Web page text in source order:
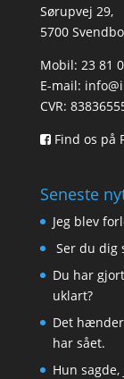
Sørupvej 29,
5700
Mobil: 23 81
E-mail:
CVR:
Find os på
Seneste
Jeg blev
Ser du dig
Du har
uklart?
Det
har sået.
Hun